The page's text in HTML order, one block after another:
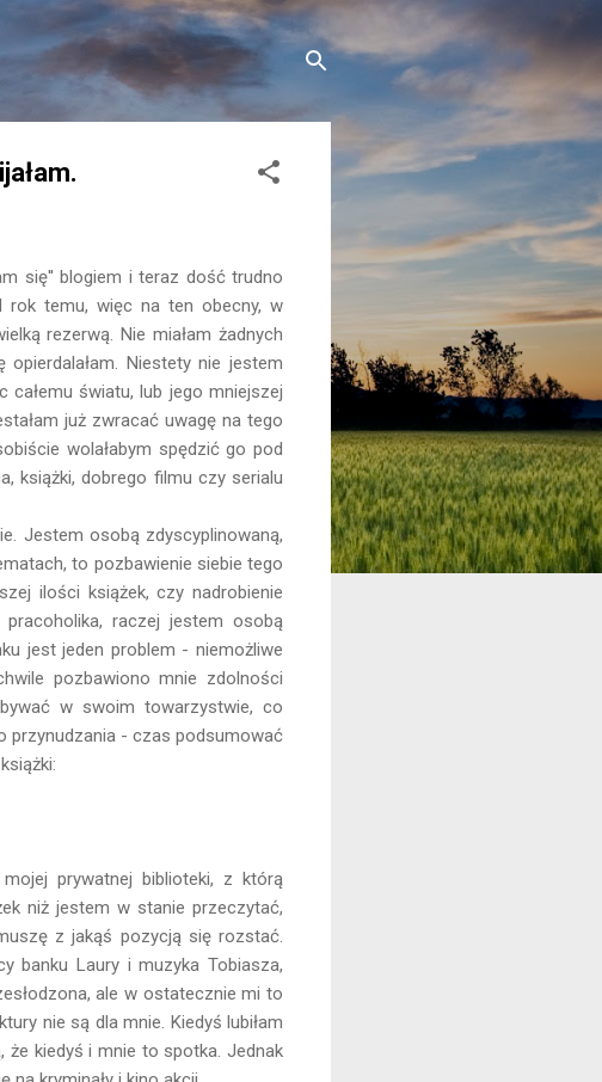
się'' blogiem i teraz dość trudno
rok temu, więc na ten obecny, w
rezerwą. Nie miałam żadnych
Niestety nie jestem
światu, lub jego mniejszej
już zwracać uwagę na tego
wolałabym spędzić go pod
książki, dobrego filmu czy serialu
Jestem osobą zdyscyplinowaną,
to pozbawienie siebie tego
ilości książek, czy nadrobienie
raczej jestem osobą
jest jeden problem - niemożliwe
pozbawiono mnie zdolności
w swoim towarzystwie, co
przynudzania - czas podsumować
prywatnej biblioteki, z którą
niż jestem w stanie przeczytać,
z jakąś pozycją się rozstać.
banku Laury i muzyka Tobiasza,
ale w ostatecznie mi to
nie są dla mnie. Kiedyś lubiłam
kiedyś i mnie to spotka. Jednak